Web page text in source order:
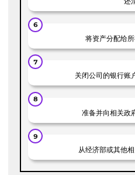
将资产分配给所
关闭公司的银行账
准备并向相关政
从经济部或其他